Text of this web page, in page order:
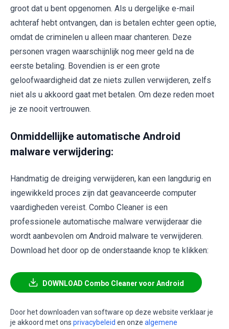
groot dat u bent opgenomen. Als u dergelijke e-mail
achteraf hebt ontvangen, dan is betalen echter geen optie,
omdat de criminelen u alleen maar chanteren. Deze
personen vragen waarschijnlijk nog meer geld na de
eerste betaling. Bovendien is er een grote
geloofwaardigheid dat ze niets zullen verwijderen, zelfs
niet als u akkoord gaat met betalen. Om deze reden moet
je ze nooit vertrouwen.
Onmiddellijke automatische Android
malware verwijdering:
Handmatig de dreiging verwijderen, kan een langdurig en
ingewikkeld proces zijn dat geavanceerde computer
vaardigheden vereist. Combo Cleaner is een
professionele automatische malware verwijderaar die
wordt aanbevolen om Android malware te verwijderen.
Download het door op de onderstaande knop te klikken:
DOWNLOAD Combo Cleaner voor Android
Door het downloaden van software op deze website verklaar je
je akkoord met ons privacybeleid en onze algemene